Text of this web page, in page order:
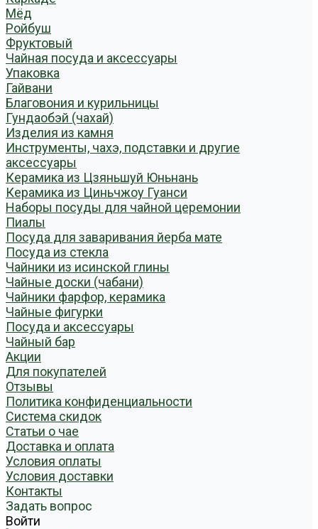
Мёд
Ройбуш
Фруктовый
Чайная посуда и аксессуары
Упаковка
Гайвани
Благовония и курильницы
Гундаобэй (чахай)
Изделия из камня
Инструменты, чахэ, подставки и другие
аксессуары
Керамика из Цзяньшуй Юньнань
Керамика из Циньчжоу Гуанси
Наборы посуды для чайной церемонии
Пиалы
Посуда для заваривания йерба мате
Посуда из стекла
Чайники из исинской глины
Чайные доски (чабани)
Чайники фарфор, керамика
Чайные фигурки
Посуда и аксессуары
Чайный бар
Акции
Для покупателей
Отзывы
Политика конфиденциальности
Система скидок
Статьи о чае
Доставка и оплата
Условия оплаты
Условия доставки
Контакты
Задать вопрос
Войти